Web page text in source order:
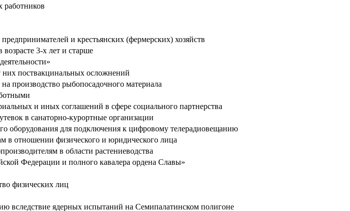
работников
и крестьянских (фермерских) хозяйств
3-х лет и старше
поствакцинальных осложнений
производство рыбопосадочного материала
и иных соглашений в сфере социального партнерства
в санаторно-курортные организации
оборудования для подключения к цифровому телерадиовещанию
в отношении физического и юридического лица
в области растениеводства
Федерации и полного кавалера ордена Славы»
физических лиц
вследствие ядерных испытаний на Семипалатинском полигоне